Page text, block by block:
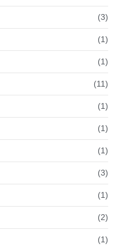
(3)
(1)
(1)
(11)
(1)
(1)
(1)
(3)
(1)
(2)
(1)